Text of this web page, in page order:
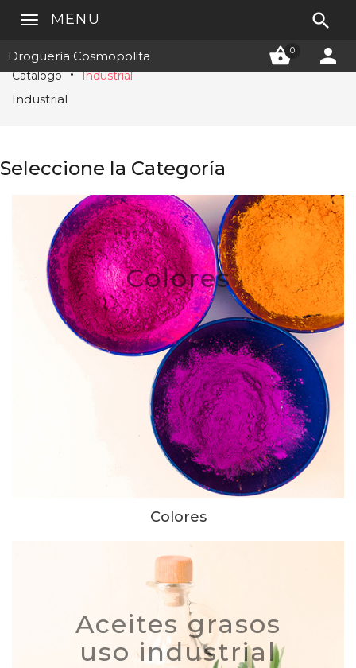
Droguería Cosmopolita 0 
MENU 
Catálogo Industrial
Industrial
Seleccione la Categoría
Colores
Colores
Aceites grasos
uso industrial